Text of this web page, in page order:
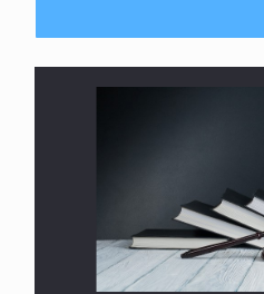
الميلادية أو الهجرية؟